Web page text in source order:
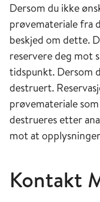
Dersom du ikke
prøvemateriale fra
beskjed om dette.
reservere deg mot
tidspunkt. Dersom
destruert.
prøvemateriale
destrueres etter
mot at
Kontakt